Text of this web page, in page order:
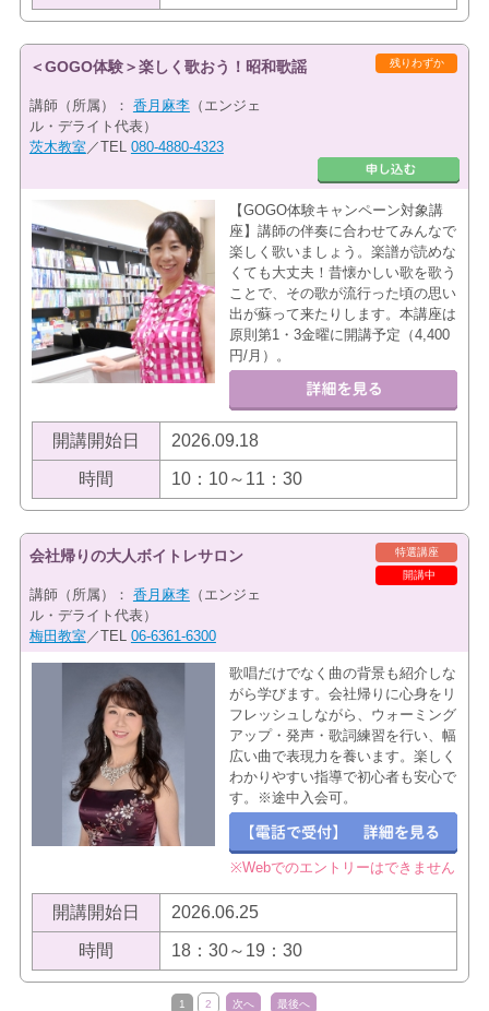
残りわずか
＜GOGO体験＞楽しく歌おう！昭和歌謡
講師（所属）： 香月麻李（エンジェ
ル・デライト代表）
茨木教室 ／TEL 080-4880-4323
【GOGO体験キャンペーン対象講
座】講師の伴奏に合わせてみんなで
楽しく歌いましょう。楽譜が読めな
くても大丈夫！昔懐かしい歌を歌う
ことで、その歌が流行った頃の思い
出が蘇って来たりします。本講座は
原則第1・3金曜に開講予定（4,400
円/月）。
開講開始日 2026.09.18
時間 10：10～11：30
特選講座
開講中
会社帰りの大人ボイトレサロン
講師（所属）： 香月麻李（エンジェ
ル・デライト代表）
梅田教室 ／TEL 06-6361-6300
歌唱だけでなく曲の背景も紹介しな
がら学びます。会社帰りに心身をリ
フレッシュしながら、ウォーミング
アップ・発声・歌詞練習を行い、幅
広い曲で表現力を養います。楽しく
わかりやすい指導で初心者も安心で
す。※途中入会可。
※Webでのエントリーはできません
開講開始日 2026.06.25
時間 18：30～19：30
1 2 次へ 最後へ